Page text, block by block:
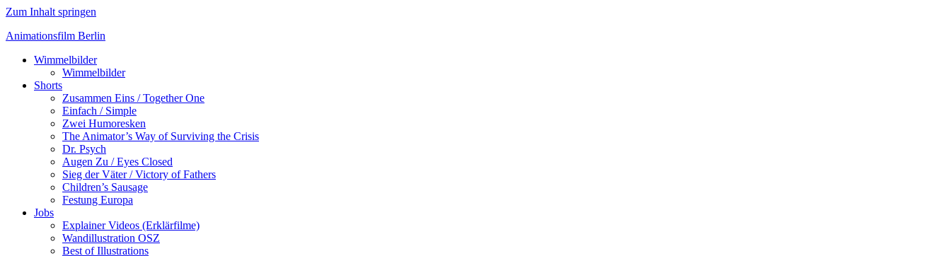
Zum Inhalt springen
Animationsfilm Berlin
Wimmelbilder
Wimmelbilder
Shorts
Zusammen Eins / Together One
Einfach / Simple
Zwei Humoresken
The Animator’s Way of Surviving the Crisis
Dr. Psych
Augen Zu / Eyes Closed
Sieg der Väter / Victory of Fathers
Children’s Sausage
Festung Europa
Jobs
Explainer Videos (Erklärfilme)
Wandillustration OSZ
Best of Illustrations